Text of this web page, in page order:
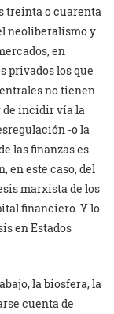
treinta o cuarenta
neoliberalismo y
en
privados los que
no tienen
de incidir vía la
-o la
las finanzas es
en este caso, del
marxista de los
financiero. Y lo
en Estados
la biosfera, la
cuenta de